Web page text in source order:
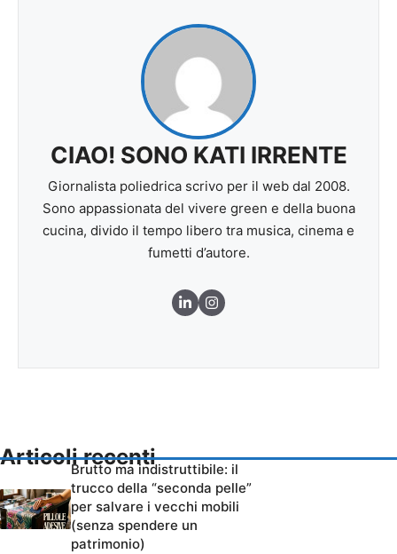
CIAO! SONO KATI IRRENTE
Giornalista poliedrica scrivo per il web dal 2008.
Sono appassionata del vivere green e della buona
cucina, divido il tempo libero tra musica, cinema e
fumetti d’autore.
Articoli recenti
Brutto ma indistruttibile: il
trucco della “seconda pelle”
per salvare i vecchi mobili
(senza spendere un
patrimonio)